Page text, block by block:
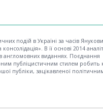
подій в Україні за часів
В її основі 2014
англомовних виданнях. Поєднання
публіцистичним стилем робить
публіки, зацікавленої